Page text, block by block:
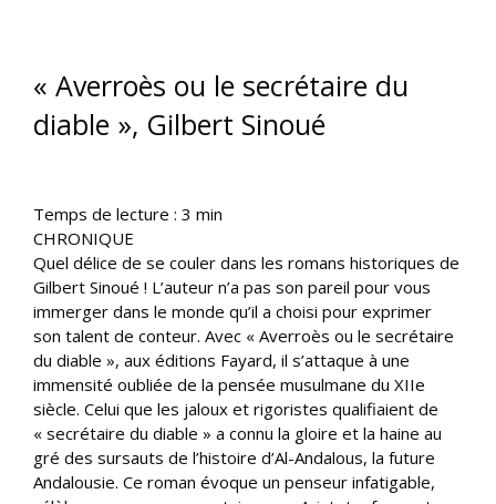
« Averroès ou le secrétaire du
diable », Gilbert Sinoué
Temps de lecture : 3 min
CHRONIQUE
Quel délice de se couler dans les romans historiques de
Gilbert Sinoué ! L’auteur n’a pas son pareil pour vous
immerger dans le monde qu’il a choisi pour exprimer
son talent de conteur. Avec « Averroès ou le secrétaire
du diable », aux éditions Fayard, il s’attaque à une
immensité oubliée de la pensée musulmane du XIIe
siècle. Celui que les jaloux et rigoristes qualifiaient de
« secrétaire du diable » a connu la gloire et la haine au
gré des sursauts de l’histoire d’Al-Andalous, la future
Andalousie. Ce roman évoque un penseur infatigable,